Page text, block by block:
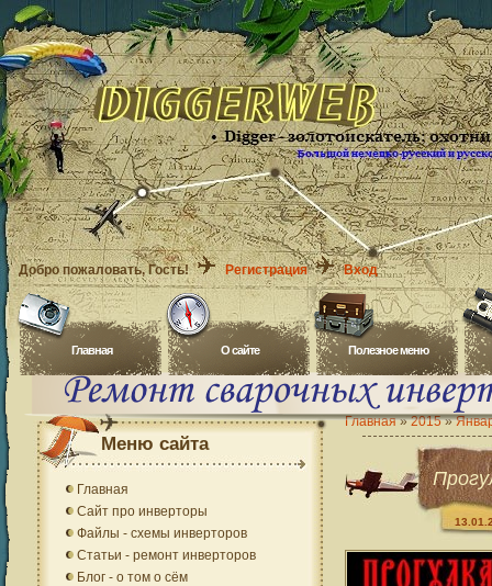
Добро пожаловать, Гость! Регистрация Вход
Главная O сайте Полезное меню
Главная»2015 »
Меню сайта
Главная
Сайт про инверторы
Файлы - схемы инверторов
Статьи - ремонт инверторов
Блог - о том о сём